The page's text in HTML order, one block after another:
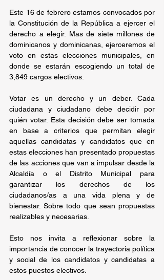
Este 16 de febrero estamos convocados por
la Constitución de la República a ejercer el
derecho a elegir. Mas de siete millones de
dominicanos y dominicanas, ejerceremos el
voto en estas elecciones municipales, en
donde se estarán escogiendo un total de
3,849 cargos electivos.
Votar es un derecho y un deber. Cada
ciudadana y ciudadano debe decidir por
quién votar. Esta decisión debe ser tomada
en base a criterios que permitan elegir
aquellas candidatas y candidatos que en
estas elecciones han presentado propuestas
de las acciones que van a impulsar desde la
Alcaldía o el Distrito Municipal para
garantizar los derechos de los
ciudadanos/as a una vida plena y de
bienestar. Sobre todo que sean propuestas
realizables y necesarias.
Esto nos invita a reflexionar sobre la
importancia de conocer la trayectoria política
y social de los candidatos y candidatas a
estos puestos electivos.